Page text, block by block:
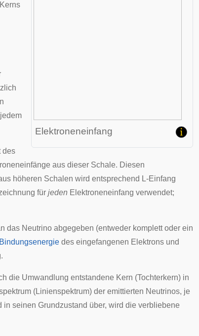
Elektroneneinfang
des
aus dieser Schale. Diesen
höheren Schalen wird entsprechend L-Einfang
für jeden Elektroneneinfang verwendet;
das Neutrino abgegeben (entweder komplett oder ein
Bindungsenergie des eingefangenen Elektrons und
die Umwandlung entstandene Kern (Tochterkern) in
(Linienspektrum) der emittierten Neutrinos, je
seinen Grundzustand über, wird die verbliebene